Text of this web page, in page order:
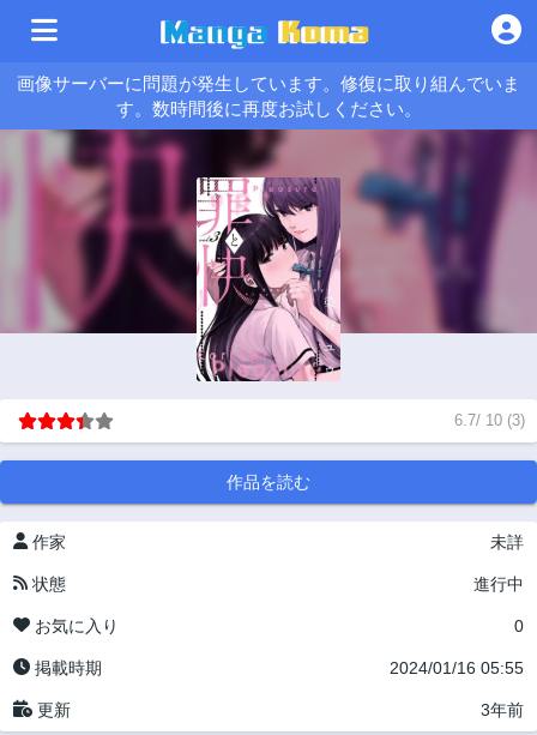
画像サーバーに問題が発生しています。修復に取り組んでいま
す。数時間後に再度お試しください。
6.7/ 10 (3)
作品を読む
作家 未詳
状態 進行中
お気に入り 0
掲載時期 2024/01/16 05:55
更新 3年前